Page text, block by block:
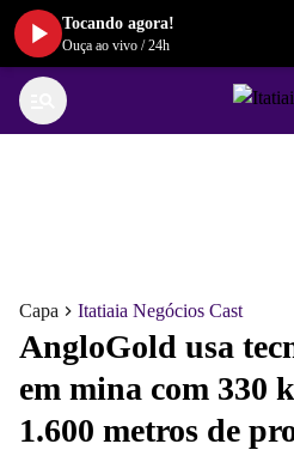
Capa Itatiaia Negócios Cast
AngloGold usa
em mina com 330
1.600 metros de
Tocando agora!
Ouça ao vivo /24h